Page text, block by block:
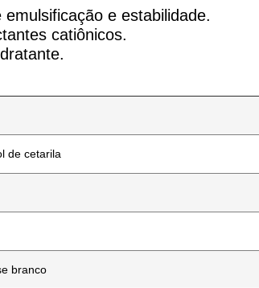
e estabilidade.
catiônicos.
de cetarila
branco